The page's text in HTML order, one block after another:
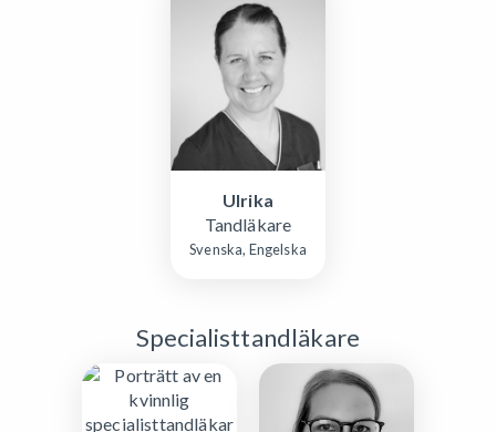
Ulrika
Tandläkare
Svenska, Engelska
Specialisttandläkare